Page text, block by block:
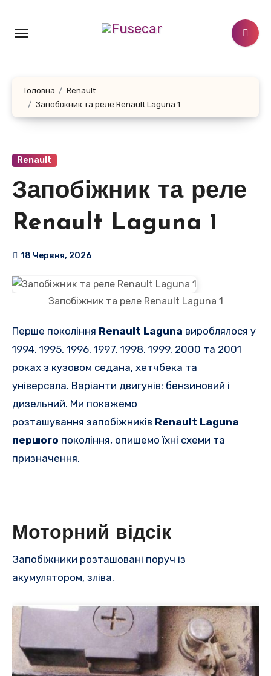
контенту
Головна
Renault
Запобіжник та реле Renault Laguna 1
Renault
Запобіжник та реле
Renault Laguna 1
18 Червня, 2026
Запобіжник та реле Renault Laguna 1
Перше покоління Renault Laguna вироблялося у
1994, 1995, 1996, 1997, 1998, 1999, 2000 та 2001
роках з кузовом седана, хетчбека та
універсала. Варіанти двигунів: бензиновий і
дизельний. Ми покажемо
розташування запобіжників Renault Laguna
першого покоління, опишемо їхні схеми та
призначення.
Моторний відсік
Запобіжники розташовані поруч із
акумулятором, зліва.